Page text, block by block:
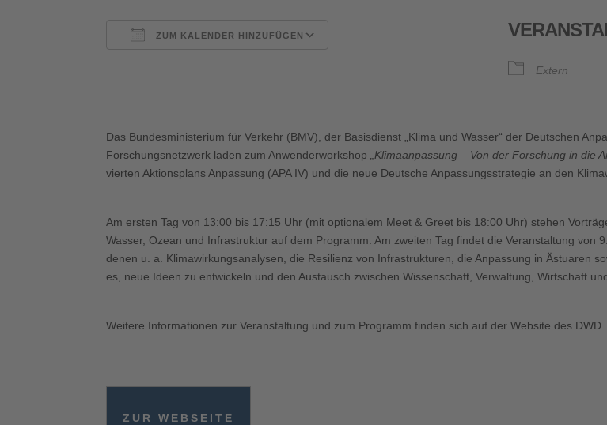
ZUM KALENDER HINZUFÜGEN
Extern
Das Bundesministerium für Verkehr (BMV), der Basisdienst „Klima und Wasser“ der Deutschen
Forschungsnetzwerk laden zum Anwenderworkshop
„Klimaanpassung – Von der Forschung in die
vierten Aktionsplans Anpassung (APA IV) und die neue Deutsche Anpassungsstrategie an den
Am ersten Tag von 13:00 bis 17:15 Uhr (mit optionalem Meet & Greet bis 18:00 Uhr) stehen
Wasser, Ozean und Infrastruktur auf dem Programm. Am zweiten Tag findet die Veranstaltung von
denen u. a. Klimawirkungsanalysen, die Resilienz von Infrastrukturen, die Anpassung in Ästuaren
es, neue Ideen zu entwickeln und den Austausch zwischen Wissenschaft, Verwaltung, Wirtschaft
Weitere Informationen zur Veranstaltung und zum Programm finden sich auf der Website des DWD.
ZUR WEBSEITE